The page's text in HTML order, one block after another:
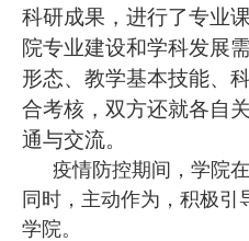
科研成果，进行了专业
院专业建设和学科发展
形态、教学基本技能、
合考核，双方还就各自
通与交流。
疫情防控期间，学院
同时，主动作为，积极引
学院。